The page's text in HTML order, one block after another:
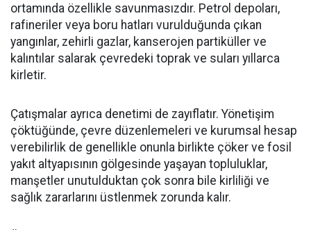
ortamında özellikle savunmasızdır. Petrol depoları,
rafineriler veya boru hatları vurulduğunda çıkan
yangınlar, zehirli gazlar, kanserojen partiküller ve
kalıntılar salarak çevredeki toprak ve suları yıllarca
kirletir.
Çatışmalar ayrıca denetimi de zayıflatır. Yönetişim
çöktüğünde, çevre düzenlemeleri ve kurumsal hesap
verebilirlik de genellikle onunla birlikte çöker ve fosil
yakıt altyapısının gölgesinde yaşayan topluluklar,
manşetler unutulduktan çok sonra bile kirliliği ve
sağlık zararlarını üstlenmek zorunda kalır.